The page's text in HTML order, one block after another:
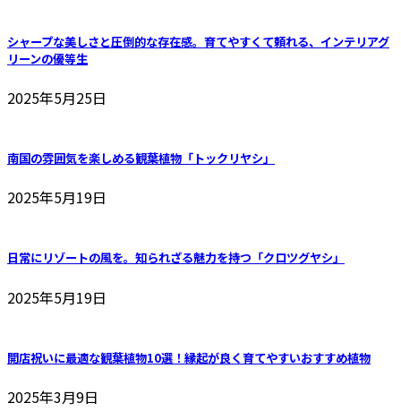
シャープな美しさと圧倒的な存在感。育てやすくて頼れる、インテリアグ
リーンの優等生
2025年5月25日
南国の雰囲気を楽しめる観葉植物「トックリヤシ」
2025年5月19日
日常にリゾートの風を。知られざる魅力を持つ「クロツグヤシ」
2025年5月19日
開店祝いに最適な観葉植物10選！縁起が良く育てやすいおすすめ植物
2025年3月9日